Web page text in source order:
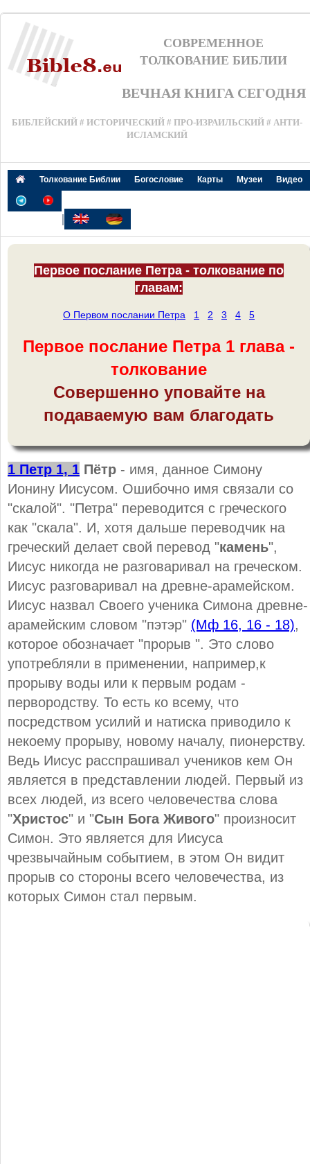
СОВРЕМЕННОЕ
ТОЛКОВАНИЕ БИБЛИИ
ВЕЧНАЯ КНИГА СЕГОДНЯ
БИБЛЕЙСКИЙ # ИСТОРИЧЕСКИЙ # ПРО-ИЗРАИЛЬСКИЙ # АНТИ-
ИСЛАМСКИЙ
Толкование Библии Богословие Карты Музеи Видео
|
Первое послание Петра - толкование по
главам:
О Первом послании Петра 1 2 3 4 5
Первое послание Петра 1 глава -
толкование
Совершенно уповайте на
подаваемую вам благодать
1 Петр 1, 1 Пётр - имя, данное Симону
Ионину Иисусом. Ошибочно имя связали со
"скалой". "Петра" переводится с греческого
как "скала". И, хотя дальше переводчик на
греческий делает свой перевод "камень",
Иисус никогда не разговаривал на греческом.
Иисус разговаривал на древне-арамейском.
Иисус назвал Своего ученика Симона древне-
арамейским словом "пэтэр" (Мф 16, 16 - 18),
которое обозначает "прорыв ". Это слово
употребляли в применении, например,к
прорыву воды или к первым родам -
первородству. То есть ко всему, что
посредством усилий и натиска приводило к
некоему прорыву, новому началу, пионерству.
Ведь Иисус расспрашивал учеников кем Он
является в представлении людей. Первый из
всех людей, из всего человечества слова
"Христос" и "Сын Бога Живого" произносит
Симон. Это является для Иисуса
чрезвычайным событием, в этом Он видит
прорыв со стороны всего человечества, из
которых Симон стал первым.